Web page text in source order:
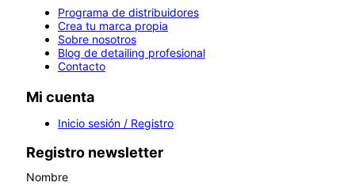
Programa de distribuidores
Crea tu marca propia
Sobre nosotros
Blog de detailing profesional
Contacto
Mi cuenta
Inicio sesión / Registro
Registro newsletter
Nombre